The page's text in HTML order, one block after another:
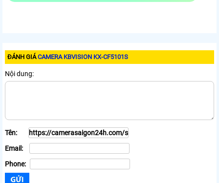
ĐÁNH GIÁCAMERA KBVISION KX-CF5101S
Nội dung:
Tên:
Email:
Phone: